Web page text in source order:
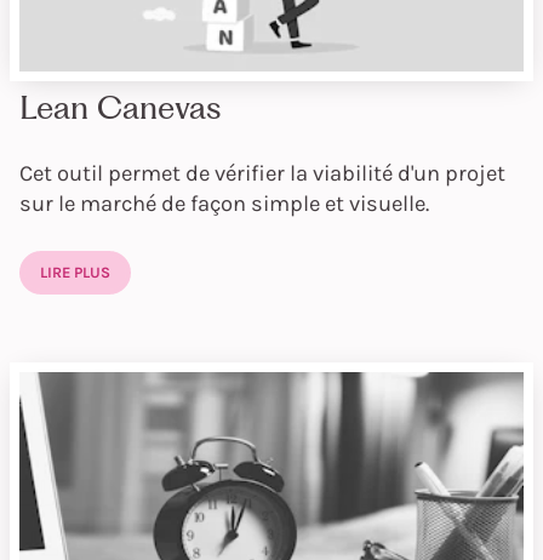
Lean Canevas
Cet outil permet de vérifier la viabilité d'un projet
sur le marché de façon simple et visuelle.
LIRE PLUS